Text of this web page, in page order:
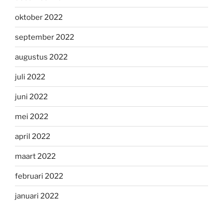
oktober 2022
september 2022
augustus 2022
juli 2022
juni 2022
mei 2022
april 2022
maart 2022
februari 2022
januari 2022